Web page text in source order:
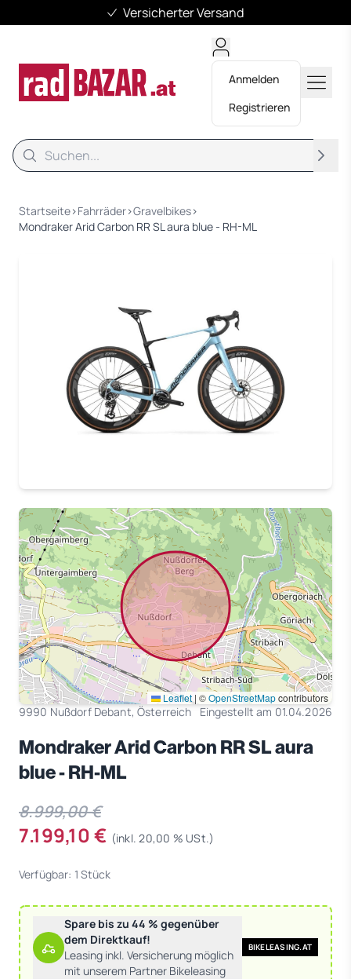
Versicherter Versand
Anmelden
Registrieren
Suche
Startseite›Fahrräder›Gravelbikes›
Mondraker Arid Carbon RR SL aura blue - RH-ML
Leaflet | ©OpenStreetMapcontributors
9990 Nußdorf Debant, Österreich Eingestellt am 01.04.2026
Mondraker Arid Carbon RR SL aura
blue - RH-ML
8.999,00 €
7.199,10 € (inkl. 20,00 % USt.)
Verfügbar: 1 Stück
Spare bis zu 44 % gegenüber
dem Direktkauf!
Leasing inkl. Versicherung möglich
mit unserem Partner Bikeleasing
BIKELEASING.AT